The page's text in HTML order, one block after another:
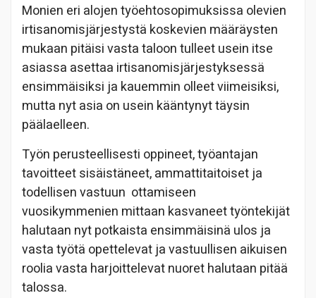
Monien eri alojen työehtosopimuksissa olevien
irtisanomisjärjestystä koskevien määräysten
mukaan pitäisi vasta taloon tulleet usein itse
asiassa asettaa irtisanomisjärjestyksessä
ensimmäisiksi ja kauemmin olleet viimeisiksi,
mutta nyt asia on usein kääntynyt täysin
päälaelleen.
Työn perusteellisesti oppineet, työantajan
tavoitteet sisäistäneet, ammattitaitoiset ja
todellisen vastuun ottamiseen
vuosikymmenien mittaan kasvaneet työntekijät
halutaan nyt potkaista ensimmäisinä ulos ja
vasta työtä opettelevat ja vastuullisen aikuisen
roolia vasta harjoittelevat nuoret halutaan pitää
talossa.